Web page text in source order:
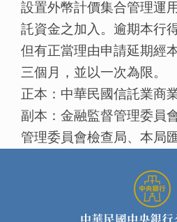
設置外幣計價集合管理運
託資金之加入。逾期本行
但有正當理由申請延期經
三個月，並以一次為限。
正本：中華民國信託業商
副本：金融監督管理委員
管理委員會檢查局、本局